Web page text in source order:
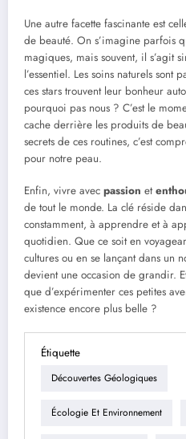
Une autre facette fascinante est
de beauté. On s’imagine parfois
magiques, mais souvent, il s’agit
l’essentiel. Les soins naturels sont
ces stars trouvent leur bonheur
pourquoi pas nous ? C’est le
cache derrière les produits de
secrets de ces routines, c’est
pour notre peau.
Enfin, vivre avec passion et
de tout le monde. La clé réside
constamment, à apprendre et à
quotidien. Que ce soit en
cultures ou en se lançant dans un
devient une occasion de grandir.
que d’expérimenter ces petites
existence encore plus belle ?
Étiquette
Découvertes Géologiques
Écologie Et Environnement